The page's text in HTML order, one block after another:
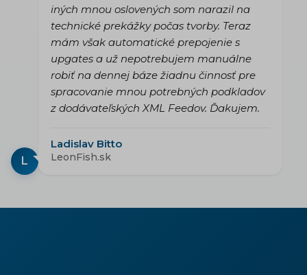
L
iných mnou oslovených som narazil na
technické prekážky počas tvorby. Teraz
mám však automatické prepojenie s
upgates a už nepotrebujem manuálne
robiť na dennej báze žiadnu činnosť pre
spracovanie mnou potrebných podkladov
z dodávateľských XML Feedov. Ďakujem.
Ladislav Bitto
LeonFish.sk